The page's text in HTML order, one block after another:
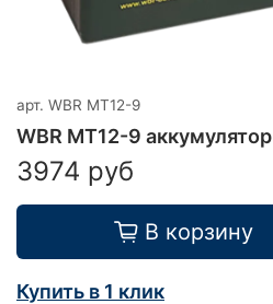
арт. WBR MT12-9
WBR MT12-9 аккумулятор
3974 руб
В корзину
Купить в 1 клик